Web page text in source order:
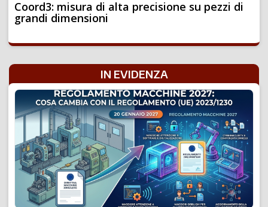
Coord3: misura di alta precisione su pezzi di
grandi dimensioni
IN EVIDENZA